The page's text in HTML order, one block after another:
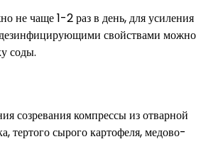
не чаще 1-2 раз в день, для усиления
свойствами можно
соды.
созревания компрессы из отварной
тертого сырого картофеля, медово-